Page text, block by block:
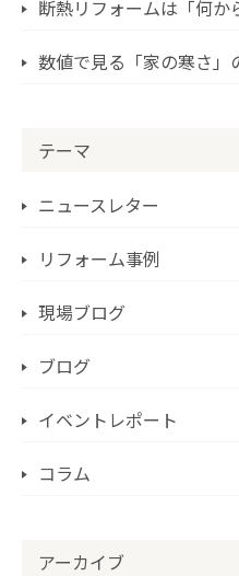
断熱リフォームは「何か
数値で見る「家の寒さ」
テーマ
ニュースレター
リフォーム事例
現場ブログ
ブログ
イベントレポート
コラム
アーカイブ